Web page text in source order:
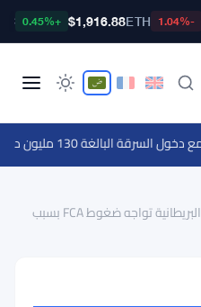
-1.04%
ETH
$1,916.88
+0.45%
البنوك البريطانية تواجه ضغوط FCA بسبب